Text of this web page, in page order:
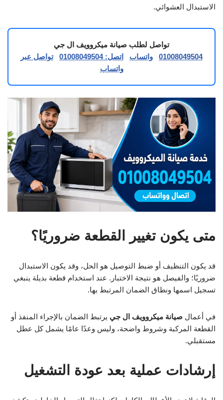
الاستبدال العشوائي.
تواصل لطلب صيانة ميكروويف ال جي
01008049504
واتساب اتصل: 01008049504
تواصل عبر
واتساب
متى يكون تغيير القطعة ضروريًا؟
قد يكون التنظيف أو ضبط التوصيل هو الحل، وقد يكون الاستبدال
ضروريًا؛ والفيصل هو نتيجة الاختبار. عند استخدام قطعة بديلة ينبغي
تسجيل اسمها ونطاق الضمان المرتبط بها.
في أعمال صيانة ميكروويف ال جي يرتبط الضمان بالإجراء المنفذ أو
القطعة المركبة وشروط واضحة، وليس وعدًا عامًا يشمل كل عطل
مستقبلي.
إرشادات عملية بعد عودة التشغيل